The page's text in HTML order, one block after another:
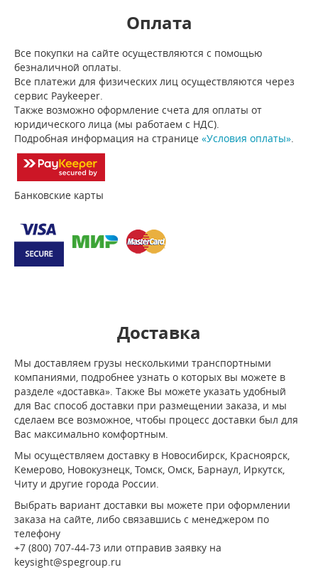
Оплата
Все покупки на сайте осуществляются с помощью
безналичной оплаты.
Все платежи для физических лиц осуществляются через
сервис Paykeeper.
Также возможно оформление счета для оплаты от
юридического лица (мы работаем с НДС).
Подробная информация на странице «Условия оплаты».
Банковские карты
Доставка
Мы доставляем грузы несколькими транспортными
компаниями, подробнее узнать о которых вы можете в
разделе «доставка». Также Вы можете указать удобный
для Вас способ доставки при размещении заказа, и мы
сделаем все возможное, чтобы процесс доставки был для
Вас максимально комфортным.
Мы осуществляем доставку в Новосибирск, Красноярск,
Кемерово, Новокузнецк, Томск, Омск, Барнаул, Иркутск,
Читу и другие города России.
Выбрать вариант доставки вы можете при оформлении
заказа на сайте, либо связавшись с менеджером по
телефону
+7 (800) 707-44-73 или отправив заявку на
keysight@spegroup.ru